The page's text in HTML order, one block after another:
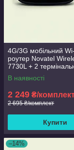
4G/3G мобільний
роутер Novatel
7730L + 2
3 Дб
В наявності
2 249 ₴/
2 695 ₴/комплект
Купити
–14%